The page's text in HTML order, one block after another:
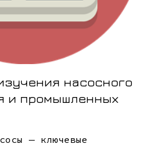
насосного
и промышленных
— ключевые